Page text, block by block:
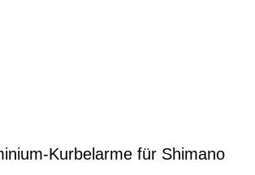
Kurbelarme für Shimano